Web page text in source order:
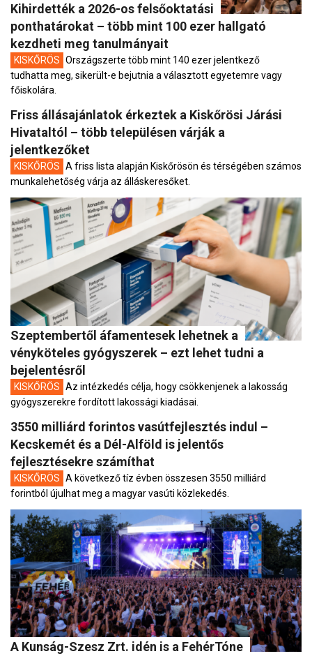
Kihirdették a 2026-os felsőoktatási
ponthatárokat – több mint 100 ezer hallgató
kezdheti meg tanulmányait
KISKŐRÖS Országszerte több mint 140 ezer jelentkező
tudhatta meg, sikerült-e bejutnia a választott egyetemre vagy
főiskolára.
Friss állásajánlatok érkeztek a Kiskőrösi Járási
Hivataltól – több településen várják a
jelentkezőket
KISKŐRÖS A friss lista alapján Kiskőrösön és térségében számos
munkalehetőség várja az álláskeresőket.
Szeptembertől áfamentesek lehetnek a
vényköteles gyógyszerek – ezt lehet tudni a
bejelentésről
KISKŐRÖS Az intézkedés célja, hogy csökkenjenek a lakosság
gyógyszerekre fordított lakossági kiadásai.
3550 milliárd forintos vasútfejlesztés indul –
Kecskemét és a Dél-Alföld is jelentős
fejlesztésekre számíthat
KISKŐRÖS A következő tíz évben összesen 3550 milliárd
forintból újulhat meg a magyar vasúti közlekedés.
A Kunság-Szesz Zrt. idén is a FehérTóne